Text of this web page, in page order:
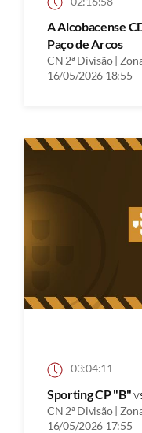
A Alcobacense
Paço de Arcos
CN 2ª Divisão |
16/05/2026 18:55
03:04:11
Sporting CP "B"
CN 2ª Divisão |
16/05/2026 17:55